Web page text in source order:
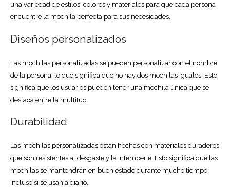
una variedad de estilos, colores y materiales para que cada persona
encuentre la mochila perfecta para sus necesidades.
Diseños personalizados
Las mochilas personalizadas se pueden personalizar con el nombre
de la persona, lo que significa que no hay dos mochilas iguales. Esto
significa que los usuarios pueden tener una mochila única que se
destaca entre la multitud.
Durabilidad
Las mochilas personalizadas están hechas con materiales duraderos
que son resistentes al desgaste y la intemperie. Esto significa que las
mochilas se mantendrán en buen estado durante mucho tiempo,
incluso si se usan a diario.